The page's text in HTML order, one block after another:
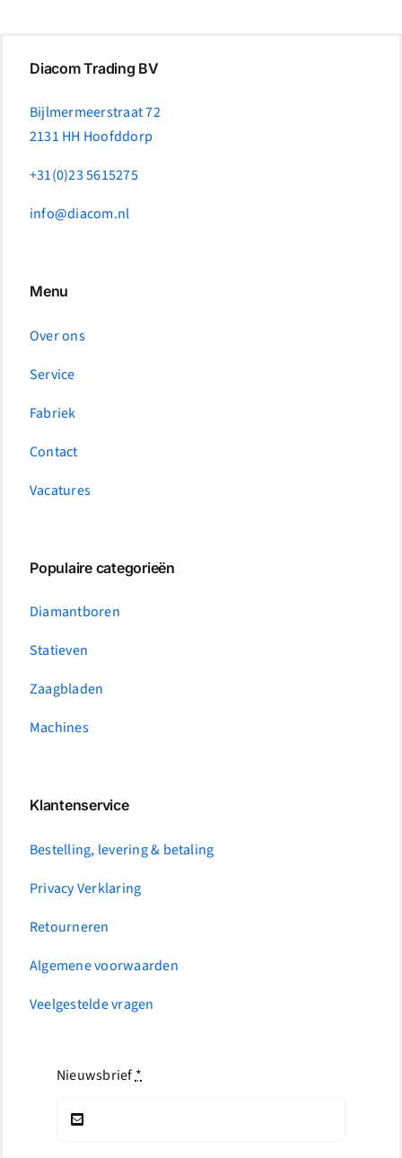
Diacom Trading BV
Bijlmermeerstraat 72
2131 HH Hoofddorp
+31(0)23 5615275
info@diacom.nl
Menu
Over ons
Service
Fabriek
Contact
Vacatures
Populaire categorieën
Diamantboren
Statieven
Zaagbladen
Machines
Klantenservice
Bestelling, levering & betaling
Privacy Verklaring
Retourneren
Algemene voorwaarden
Veelgestelde vragen
Nieuwsbrief*